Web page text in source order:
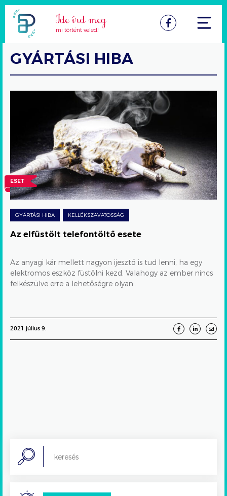
mi történt veled! Facebook
GYÁRTÁSI HIBA
telefontöltő
esete
ESET
GYÁRTÁSI HIBA KELLÉKSZAVATOSSÁG
Az elfüstölt telefontöltő esete
Az anyagi kár mellett nagyon ijesztő is tud lenni, ha egy
elektromos eszköz füstölni kezd. Valahogy az ember nincs
felkészülve erre a lehetőségre olyan...
2021 július 9.
Search